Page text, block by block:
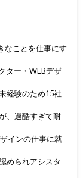
なことを仕事にす
ター・WEBデザ
経験のため15社
、過酷すぎて耐
インの仕事に就
められアシスタ